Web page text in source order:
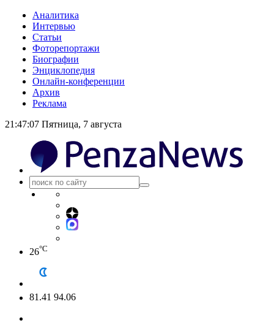
Аналитика
Интервью
Статьи
Фоторепортажи
Биографии
Энциклопедия
Онлайн-конференции
Архив
Реклама
21:47:08 Пятница, 7 августа
26°C
81.41 94.06